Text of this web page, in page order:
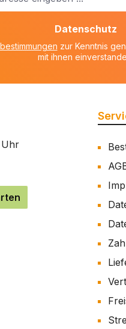
Datenschutz
zur Kenntnis
mit ihnen